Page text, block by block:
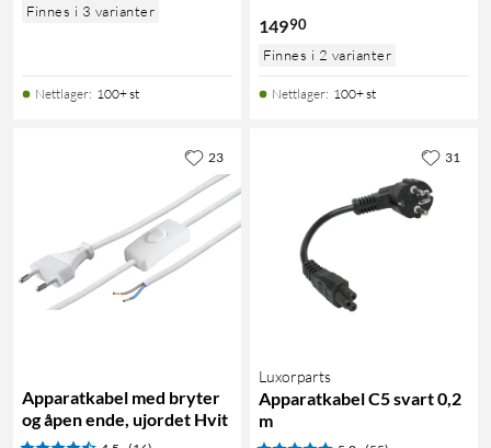
Finnes i 3 varianter
Nettlager: 100+ st
14990
Finnes i 2 varianter
Nettlager: 100+ st
Apparatkabel med bryter
og åpen ende, ujordet Hvit
23
Luxorparts
Apparatkabel C5 svart 0,2
m
31